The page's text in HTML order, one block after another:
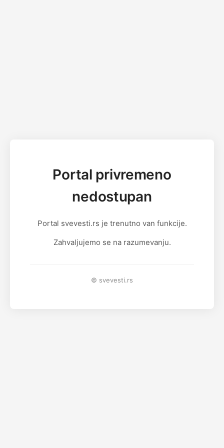
Portal privremeno
nedostupan
Portal svevesti.rs je trenutno van funkcije.
Zahvaljujemo se na razumevanju.
© svevesti.rs